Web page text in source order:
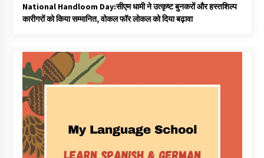
National Handloom Day:सीएम धामी ने उत्कृष्ट बुनकरों और हस्तशिल्प
कारीगरों को किया सम्मानित, वोकल फॉर लोकल को दिया बढ़ावा